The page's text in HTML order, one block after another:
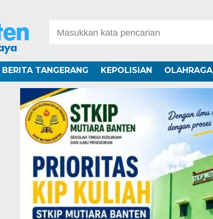
BERITA TANGERANG KEPOLISIAN OLAHRAGA